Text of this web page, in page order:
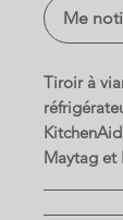
Me
Tiroir à
Maytag et